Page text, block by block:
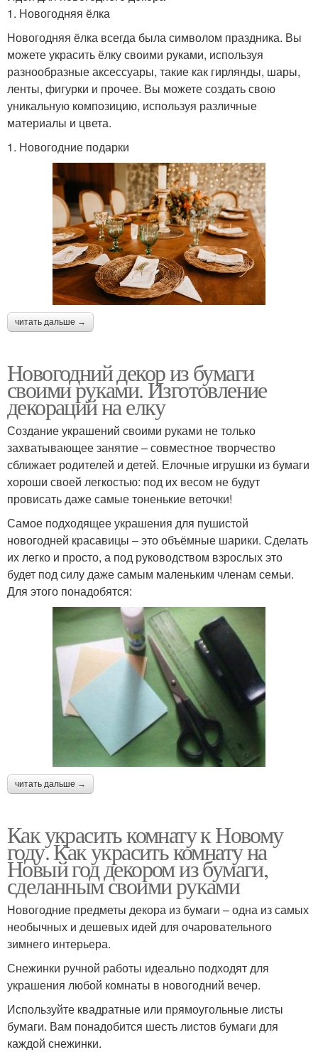
1. Новогодняя ёлка
Новогодняя ёлка всегда была символом праздника. Вы
можете украсить ёлку своими руками, используя
разнообразные аксессуары, такие как гирлянды, шары,
ленты, фигурки и прочее. Вы можете создать свою
уникальную композицию, используя различные
материалы и цвета.
1. Новогодние подарки
читать дальше →
Новогодний декор из бумаги
своими руками. Изготовление
декораций на елку
Создание украшений своими руками не только
захватывающее занятие – совместное творчество
сближает родителей и детей. Елочные игрушки из бумаги
хороши своей легкостью: под их весом не будут
провисать даже самые тоненькие веточки!
Самое подходящее украшения для пушистой
новогодней красавицы – это объёмные шарики. Сделать
их легко и просто, а под руководством взрослых это
будет под силу даже самым маленьким членам семьи.
Для этого понадобятся:
читать дальше →
Как украсить комнату к Новому
году. Как украсить комнату на
Новый год декором из бумаги,
сделанным своими руками
Новогодние предметы декора из бумаги – одна из самых
необычных и дешевых идей для очаровательного
зимнего интерьера.
Снежинки ручной работы идеально подходят для
украшения любой комнаты в новогодний вечер.
Используйте квадратные или прямоугольные листы
бумаги. Вам понадобится шесть листов бумаги для
каждой снежинки.